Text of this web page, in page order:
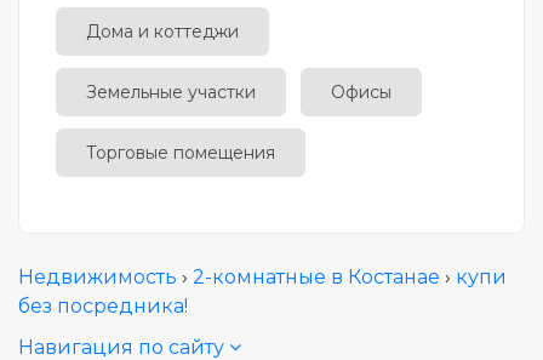
Дома и коттеджи
Земельные участки Офисы
Торговые помещения
Недвижимость › 2-комнатные в Костанае › купи
без посредника!
Навигация по сайту